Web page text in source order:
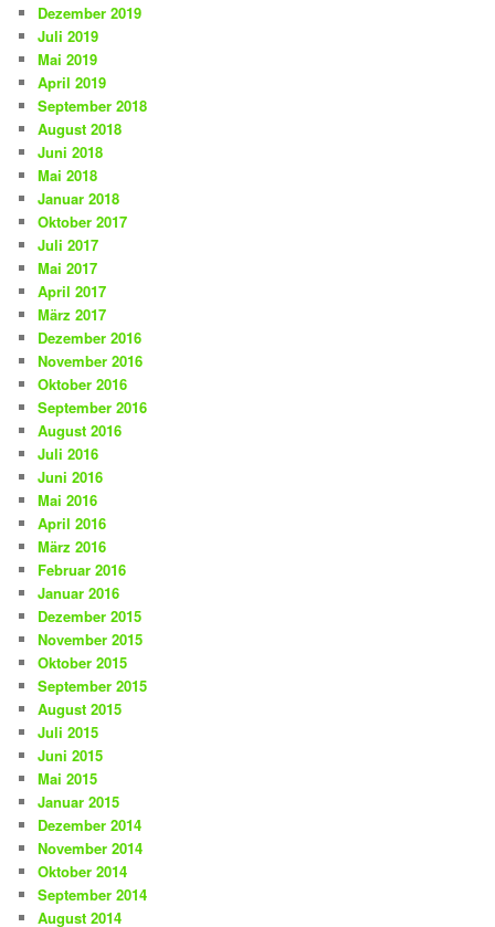
Dezember 2019
Juli 2019
Mai 2019
April 2019
September 2018
August 2018
Juni 2018
Mai 2018
Januar 2018
Oktober 2017
Juli 2017
Mai 2017
April 2017
März 2017
Dezember 2016
November 2016
Oktober 2016
September 2016
August 2016
Juli 2016
Juni 2016
Mai 2016
April 2016
März 2016
Februar 2016
Januar 2016
Dezember 2015
November 2015
Oktober 2015
September 2015
August 2015
Juli 2015
Juni 2015
Mai 2015
Januar 2015
Dezember 2014
November 2014
Oktober 2014
September 2014
August 2014